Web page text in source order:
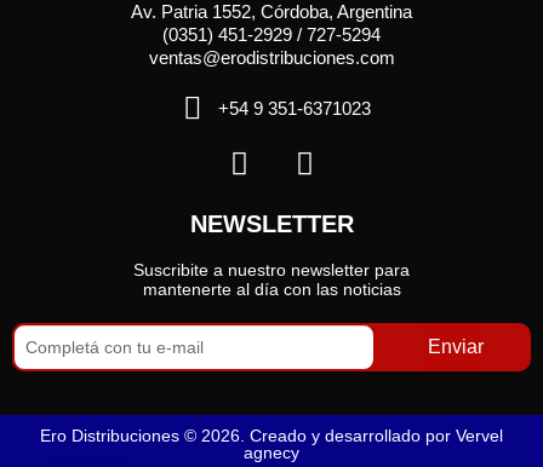
Av. Patria 1552, Córdoba, Argentina
(0351) 451-2929 / 727-5294
ventas@erodistribuciones.com
+54 9 351-6371023
NEWSLETTER
Suscribite a nuestro newsletter para
mantenerte al día con las noticias
Enviar
Ero Distribuciones © 2026. Creado y desarrollado por Vervel
agnecy